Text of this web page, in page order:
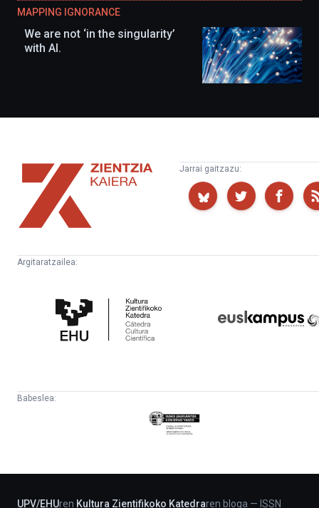
MAPPING IGNORANCE
We are not ‘in the singularity’
with AI.
Zientzia
Kaiera
Jarrai gaitzazu:
Argitaratzailea:
Zientifikoko
Katedra
Babeslea:
Eusko
Jaurlaritza
UPV/EHUren Kultura Zientifikoko Katedraren bloga — ISSN